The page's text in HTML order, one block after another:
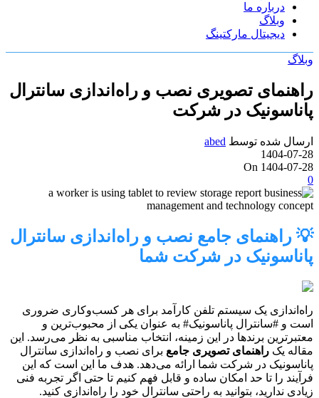
درباره ما
وبلاگ
دیجیتال مارکتینگ
وبلاگ
راهنمای تصویری نصب و راه‌اندازی سانترال
پاناسونیک در شرکت
ارسال شده توسط abed
1404-07-28
On 1404-07-28
0
💡 راهنمای جامع نصب و راه‌اندازی سانترال
پاناسونیک در شرکت شما
راه‌اندازی یک سیستم تلفن کارآمد برای هر کسب‌وکاری ضروری
است و #سانترال پاناسونیک# به عنوان یکی از محبوب‌ترین و
معتبرترین برندها در این زمینه، انتخاب مناسبی به نظر می‌رسد. این
مقاله یک راهنمای تصویری جامع برای نصب و راه‌اندازی سانترال
پاناسونیک در شرکت شما ارائه می‌دهد. هدف ما این است که این
فرآیند را تا حد امکان ساده و قابل فهم کنیم تا حتی اگر تجربه فنی
زیادی ندارید، بتوانید به راحتی سانترال خود را راه‌اندازی کنید.